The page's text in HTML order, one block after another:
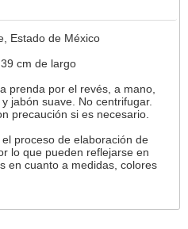
Estado de México
cm de largo
prenda por el revés, a mano,
jabón suave. No centrifugar.
precaución si es necesario.
proceso de elaboración de
lo que pueden reflejarse en
en cuanto a medidas, colores